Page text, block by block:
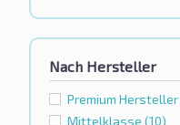
Nach Hersteller
Premium Hersteller
Mittelklasse (10)